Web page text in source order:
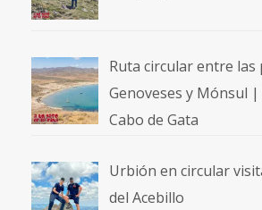
Ruta circular entre las
Genoveses y Mónsul
Cabo de Gata
Urbión en circular
del Acebillo